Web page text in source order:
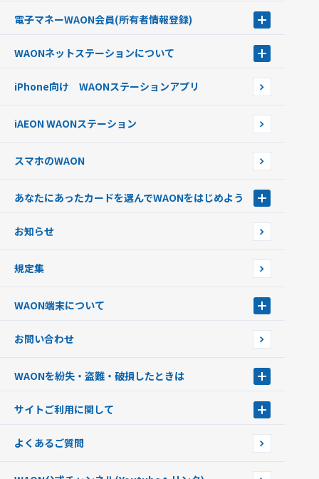
現金でチャージする
銀行口座・ATMからチャージする
オートチャージ
ポイントからチャージする
チャージ上限金額の変更について
電子マネーWAON会員(所有者情報登録)
WAON POINTサービス会員登録に伴う個人データの共同利用のお知
WAONネットステーションについて
WAONネットステーションWAON端末について
iPhone向け WAONステーションアプリ
iAEON WAONステーション
スマホのWAON
あなたにあったカードを選んでWAONをはじめよう
フードバンク応援WAON
ご当地WAON
G.G WAON
WAONカード・WAONカードプラス
モバイルWAON
提携WAONカード
お知らせ
規定集
WAON端末について
WAONネットステーション
新型WAONステーション
WAONチャージャーmini
お問い合わせ
WAONを紛失・盗難・破損したときは
WAONカードの拾得について
サイトご利用に関して
企業情報
よくあるご質問